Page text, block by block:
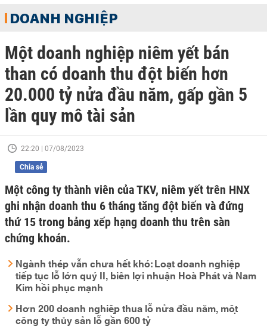
DOANH NGHIỆP
Một doanh nghiệp niêm yết bán
than có doanh thu đột biến hơn
20.000 tỷ nửa đầu năm, gấp gần 5
lần quy mô tài sản
22:20 | 07/08/2023
Chia sẻ
Một công ty thành viên của TKV, niêm yết trên HNX
ghi nhận doanh thu 6 tháng tăng đột biến và đứng
thứ 15 trong bảng xếp hạng doanh thu trên sàn
chứng khoán.
Ngành thép vẫn chưa hết khó: Loạt doanh nghiệp
tiếp tục lỗ lớn quý II, biên lợi nhuận Hoà Phát và Nam
Kim hồi phục mạnh
Hơn 200 doanh nghiệp thua lỗ nửa đầu năm, một
công ty thủy sản lỗ gần 600 tỷ